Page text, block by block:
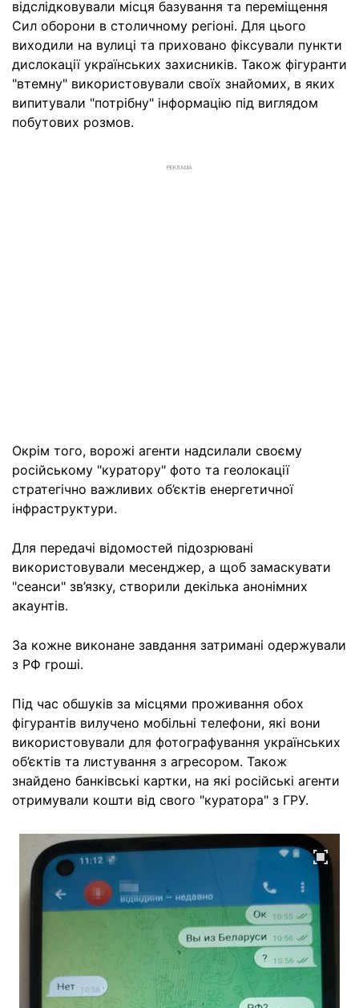
відслідковували місця базування та переміщення
Сил оборони в столичному регіоні. Для цього
виходили на вулиці та приховано фіксували пункти
дислокації українських захисників. Також фігуранти
"втемну" використовували своїх знайомих, в яких
випитували "потрібну" інформацію під виглядом
побутових розмов.
РЕКЛАМА
Окрім того, ворожі агенти надсилали своєму
російському "куратору" фото та геолокації
стратегічно важливих об’єктів енергетичної
інфраструктури.
Для передачі відомостей підозрювані
використовували месенджер, а щоб замаскувати
"сеанси" зв’язку, створили декілька анонімних
акаунтів.
За кожне виконане завдання затримані одержували
з РФ гроші.
Під час обшуків за місцями проживання обох
фігурантів вилучено мобільні телефони, які вони
використовували для фотографування українських
об’єктів та листування з агресором. Також
знайдено банківські картки, на які російські агенти
отримували кошти від свого "куратора" з ГРУ.